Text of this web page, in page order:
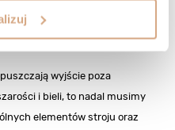
w business
wyjście poza
i bieli, to nadal musimy
elementów stroju oraz